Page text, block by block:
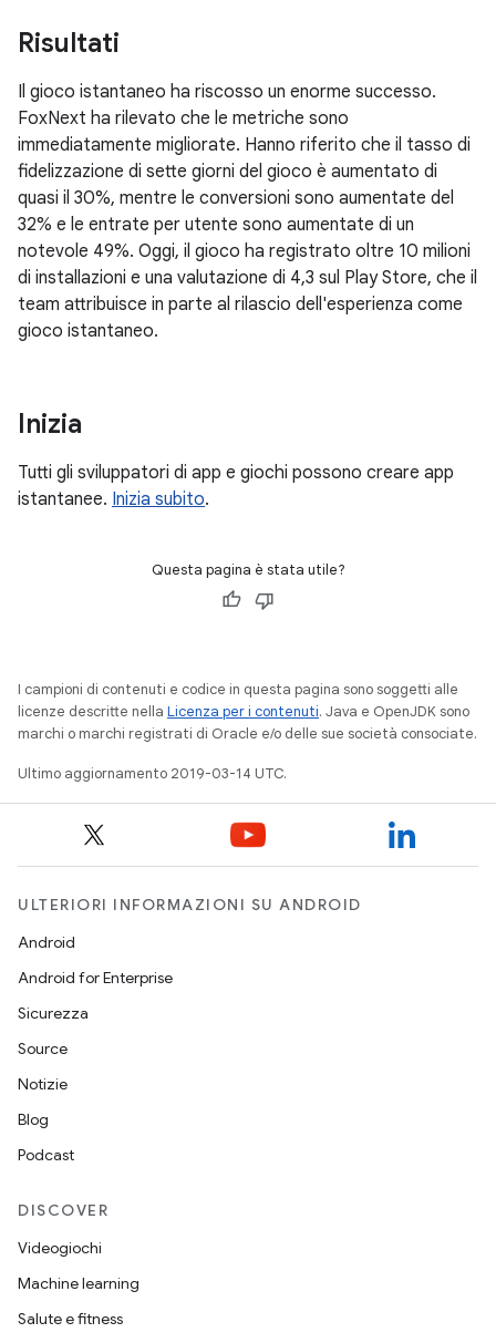
Risultati
Il gioco istantaneo ha riscosso un enorme successo.
FoxNext ha rilevato che le metriche sono
immediatamente migliorate. Hanno riferito che il tasso di
fidelizzazione di sette giorni del gioco è aumentato di
quasi il 30%, mentre le conversioni sono aumentate del
32% e le entrate per utente sono aumentate di un
notevole 49%. Oggi, il gioco ha registrato oltre 10 milioni
di installazioni e una valutazione di 4,3 sul Play Store, che il
team attribuisce in parte al rilascio dell'esperienza come
gioco istantaneo.
Inizia
Tutti gli sviluppatori di app e giochi possono creare app
istantanee. Inizia subito.
Questa pagina è stata utile?
I campioni di contenuti e codice in questa pagina sono soggetti alle
licenze descritte nella Licenza per i contenuti. Java e OpenJDK sono
marchi o marchi registrati di Oracle e/o delle sue società consociate.
Ultimo aggiornamento 2019-03-14 UTC.
ULTERIORI INFORMAZIONI SU ANDROID
Android
Android for Enterprise
Sicurezza
Source
Notizie
Blog
Podcast
DISCOVER
Videogiochi
Machine learning
Salute e fitness